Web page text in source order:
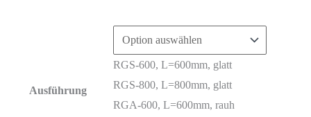
Ausführung
RGS-600, L=600mm, glatt
RGS-800, L=800mm, glatt
RGA-600, L=600mm, rauh